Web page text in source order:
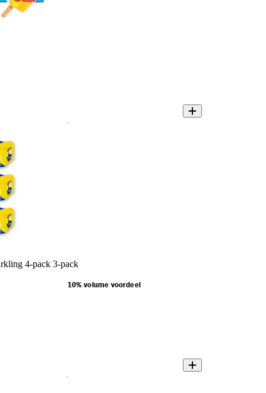
4-pack 3-pack
10% volume voordeel